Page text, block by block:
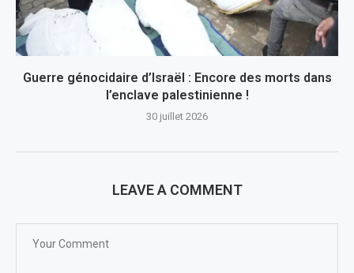
Guerre génocidaire d’Israël : Encore des morts dans
l’enclave palestinienne !
30 juillet 2026
LEAVE A COMMENT